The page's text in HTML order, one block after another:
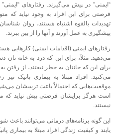
“ایمنی” در پیش می‌گیرند. رفتارهای
فرصتی برای این افراد به وجود نیاید که
تهدیدات بالقوه اشتباه هستند، روان
پیشگیری به عمل آورند و آنها را از بین ببرند.
رفتارهای ایمنی (اقدامات ایمنی) کارهایی
می‌دهید. مثلاً، برای این که دزد به خانه تان
برای این که جانتان به خطر نیفتند، از
می‌کنید. افراد مبتلا به بیماری پانیک
موقعیت‌هایی که احتمالاً باعث ترسشان
است هرگز برایشان فرصتی پیش نیاید که
نیستند.
این گونه برنامه‌های درمانی می‌توانند
یابند و کیفیت زندگی افراد مبتلا به بیماری